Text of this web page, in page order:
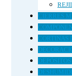
CIERRES
CORTINAS